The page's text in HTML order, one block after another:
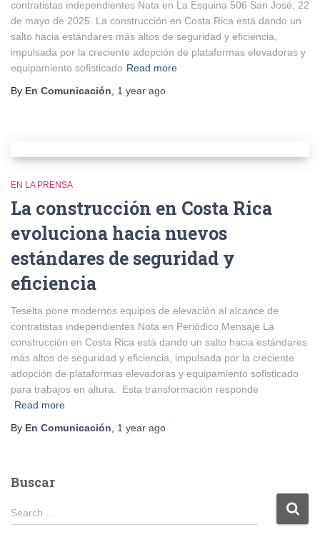
contratistas independientes Nota en La Esquina 506 San José, 22
de mayo de 2025. La construcción en Costa Rica está dando un
salto hacia estándares más altos de seguridad y eficiencia,
impulsada por la creciente adopción de plataformas elevadoras y
equipamiento sofisticado Read more
By En Comunicación 1 year ago
EN LA PRENSA
La construcción en Costa Rica
evoluciona hacia nuevos
estándares de seguridad y
eficiencia
Teselta pone modernos equipos de elevación al alcance de
contratistas independientes Nota en Periódico Mensaje La
construcción en Costa Rica está dando un salto hacia estándares
más altos de seguridad y eficiencia, impulsada por la creciente
adopción de plataformas elevadoras y equipamiento sofisticado
para trabajos en altura. Esta transformación responde
Read more
By En Comunicación 1 year ago
Buscar
S
e
Search …